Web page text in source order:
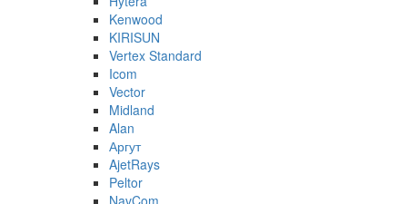
Kenwood
KIRISUN
Vertex Standard
Icom
Vector
Midland
Alan
Аргут
AjetRays
Peltor
NavCom